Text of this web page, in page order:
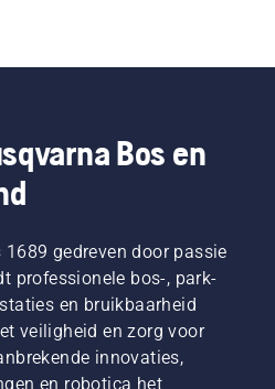
Bos en
gedreven door passie
professionele bos-, park-
en bruikbaarheid
veiligheid en zorg voor
innovaties,
en robotica het